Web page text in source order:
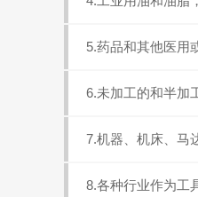
5.药品和其他医用
6.未加工的和半加
7.机器、机床、马
8.各种行业作为工